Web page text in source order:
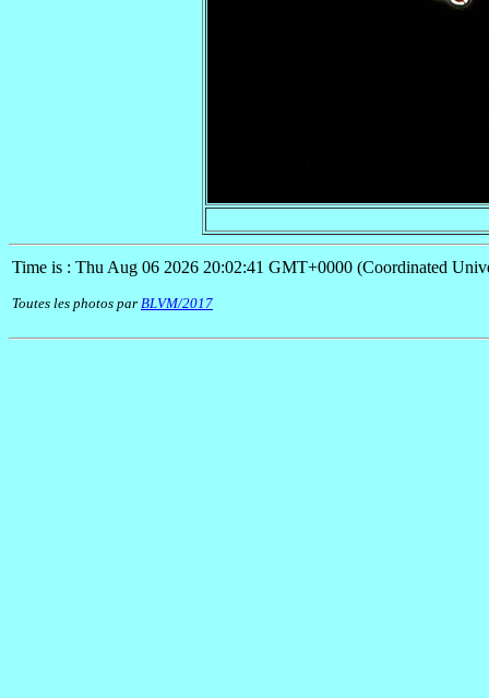
Time is : Thu Aug 06 2026 20:02:41 GMT+0000 (Coordinated
Toutes les photos par BLVM/2017